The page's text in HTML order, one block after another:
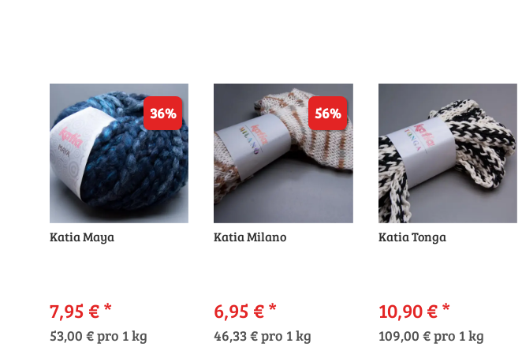
36%
Katia Maya
7,95 €*
53,00 € pro 1 kg
56%
Katia Milano
6,95 €*
46,33 € pro 1 kg
Katia Tonga
10,90 €*
109,00 € pro 1 kg